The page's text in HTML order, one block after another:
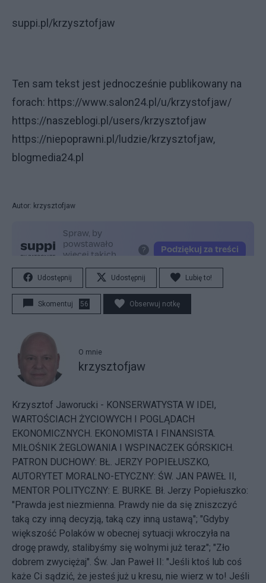
suppi.pl/krzysztofjaw
Ten sam tekst jest jednocześnie publikowany na
forach: https://www.salon24.pl/u/krzystofjaw/
https://naszeblogi.pl/users/krzysztofjaw
https://niepoprawni.pl/ludzie/krzysztofjaw,
blogmedia24.pl
Autor: krzysztofjaw
Udostępnij Udostępnij Lubię to!
Skomentuj 56 Obserwuj notkę
O mnie
krzysztofjaw
Krzysztof Jaworucki - KONSERWATYSTA W IDEI,
WARTOŚCIACH ŻYCIOWYCH I POGLĄDACH
EKONOMICZNYCH. EKONOMISTA I FINANSISTA.
MIŁOŚNIK ŻEGLOWANIA I WSPINACZEK GÓRSKICH.
PATRON DUCHOWY: BŁ. JERZY POPIEŁUSZKO,
AUTORYTET MORALNO-ETYCZNY: ŚW. JAN PAWEŁ II,
MENTOR POLITYCZNY: E. BURKE. Bł. Jerzy Popiełuszko:
"Prawda jest niezmienna. Prawdy nie da się zniszczyć
taką czy inną decyzją, taką czy inną ustawą"; "Gdyby
większość Polaków w obecnej sytuacji wkroczyła na
drogę prawdy, stalibyśmy się wolnymi już teraz"; "Zło
dobrem zwyciężaj". Św. Jan Paweł II: "Jeśli ktoś lub coś
każe Ci sądzić, że jesteś już u kresu, nie wierz w to! Jeśli